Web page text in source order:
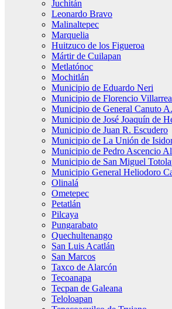
Juchitán
Leonardo Bravo
Malinaltepec
Marquelia
Huitzuco de los Figueroa
Mártir de Cuilapan
Metlatónoc
Mochitlán
Municipio de Eduardo Neri
Municipio de Florencio
Municipio de General Canuto
Municipio de José Joaquín de
Municipio de Juan R. Escudero
Municipio de La Unión de
Municipio de Pedro Ascencio
Municipio de San Miguel
Municipio General Heliodoro
Olinalá
Ometepec
Petatlán
Pilcaya
Pungarabato
Quechultenango
San Luis Acatlán
San Marcos
Taxco de Alarcón
Tecoanapa
Tecpan de Galeana
Teloloapan